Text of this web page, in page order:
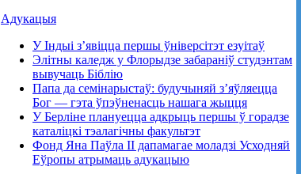
Адукацыя
У Індыі з’явіцца першы ўніверсітэт езуітаў
Элітны каледж у Флорыдзе забараніў студэнтам
вывучаць Біблію
Папа да семінарыстаў: будучыняй з’яўляецца
Бог — гэта ўпэўненасць нашага жыцця
У Берліне плануецца адкрыць першы ў горадзе
каталіцкі тэалагічны факультэт
Фонд Яна Паўла ІІ дапамагае моладзі Усходняй
Еўропы атрымаць адукацыю